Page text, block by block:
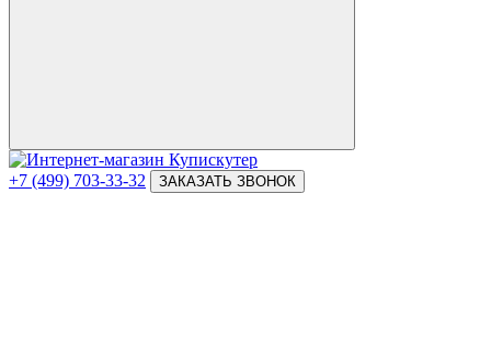
+7 (499) 703-33-32 ЗАКАЗАТЬ ЗВОНОК